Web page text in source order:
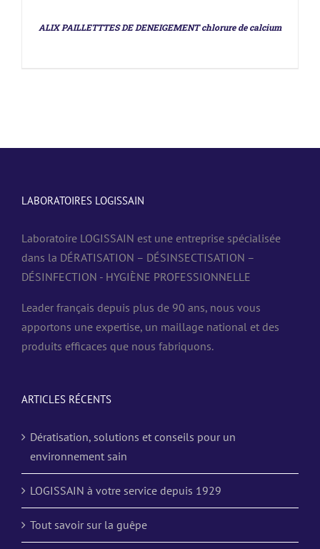
ALIX PAILLETTTES DE DENEIGEMENT chlorure de calcium
LABORATOIRES LOGISSAIN
Laboratoire LOGISSAIN est une entreprise spécialisée
dans la DÉRATISATION – DÉSINSECTISATION –
DÉSINFECTION - HYGIÈNE PROFESSIONNELLE
Leader français depuis plus de 90 ans, nous vous
apportons une expertise, un maillage national et des
produits efficaces que nous fabriquons.
ARTICLES RÉCENTS
Dératisation, solutions et conseils pour un
environnement sain
LOGISSAIN à votre service depuis 1929
Tout savoir sur la guêpe